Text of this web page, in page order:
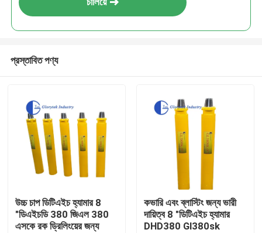
প্রস্তাবিত পণ্য
উচ্চ চাপ ডিটিএইচ হ্যামার 8
"ডিএইচডি 380 জিএল 380
এসকে রক ড্রিলিংয়ের জন্য
কভারি এবং ব্লাস্টিং জন্য ভারী
দায়িত্ব 8 "ডিটিএইচ হ্যামার
DHD380 Gl380sk